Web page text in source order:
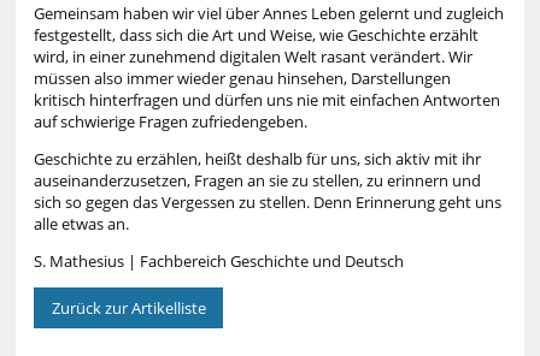
Gemeinsam haben wir viel über Annes Leben gelernt und zugleich
festgestellt, dass sich die Art und Weise, wie Geschichte erzählt
wird, in einer zunehmend digitalen Welt rasant verändert. Wir
müssen also immer wieder genau hinsehen, Darstellungen
kritisch hinterfragen und dürfen uns nie mit einfachen Antworten
auf schwierige Fragen zufriedengeben.
Geschichte zu erzählen, heißt deshalb für uns, sich aktiv mit ihr
auseinanderzusetzen, Fragen an sie zu stellen, zu erinnern und
sich so gegen das Vergessen zu stellen. Denn Erinnerung geht uns
alle etwas an.
S. Mathesius | Fachbereich Geschichte und Deutsch
Zurück zur Artikelliste